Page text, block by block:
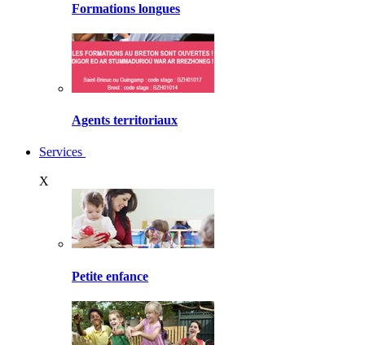
Formations longues
Agents territoriaux
Services
X
Petite enfance